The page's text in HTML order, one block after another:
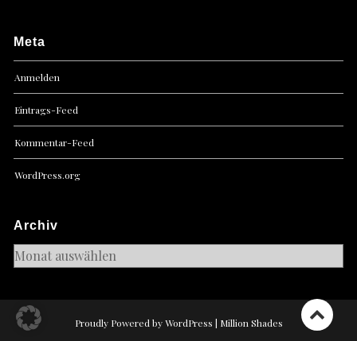
Meta
Anmelden
Eintrags-Feed
Kommentar-Feed
WordPress.org
Archiv
Archiv
Proudly Powered by WordPress | Million Shades